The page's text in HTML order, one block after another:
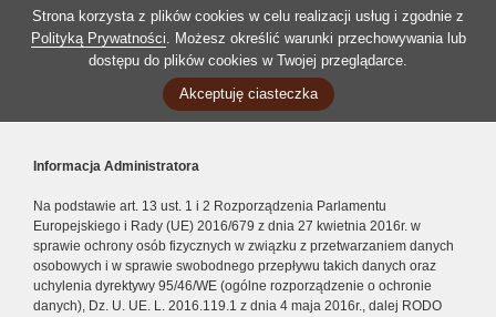
Strona korzysta z plików cookies w celu realizacji usług i zgodnie z
Polityką Prywatności. Możesz określić warunki przechowywania lub
dostępu do plików cookies w Twojej przeglądarce.
Akceptuję ciasteczka
Informacja Administratora
Na podstawie art. 13 ust. 1 i 2 Rozporządzenia Parlamentu
Europejskiego i Rady (UE) 2016/679 z dnia 27 kwietnia 2016r. w
sprawie ochrony osób fizycznych w związku z przetwarzaniem danych
osobowych i w sprawie swobodnego przepływu takich danych oraz
uchylenia dyrektywy 95/46/WE (ogólne rozporządzenie o ochronie
danych), Dz. U. UE. L. 2016.119.1 z dnia 4 maja 2016r., dalej RODO